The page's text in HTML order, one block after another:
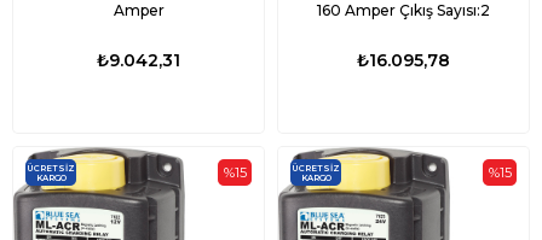
Amper
₺9.042,31
160 Amper Çıkış Sayısı:2
₺16.095,78
%15
ÜCRETSIZ
KARGO
%15
ÜCRETSIZ
KARGO